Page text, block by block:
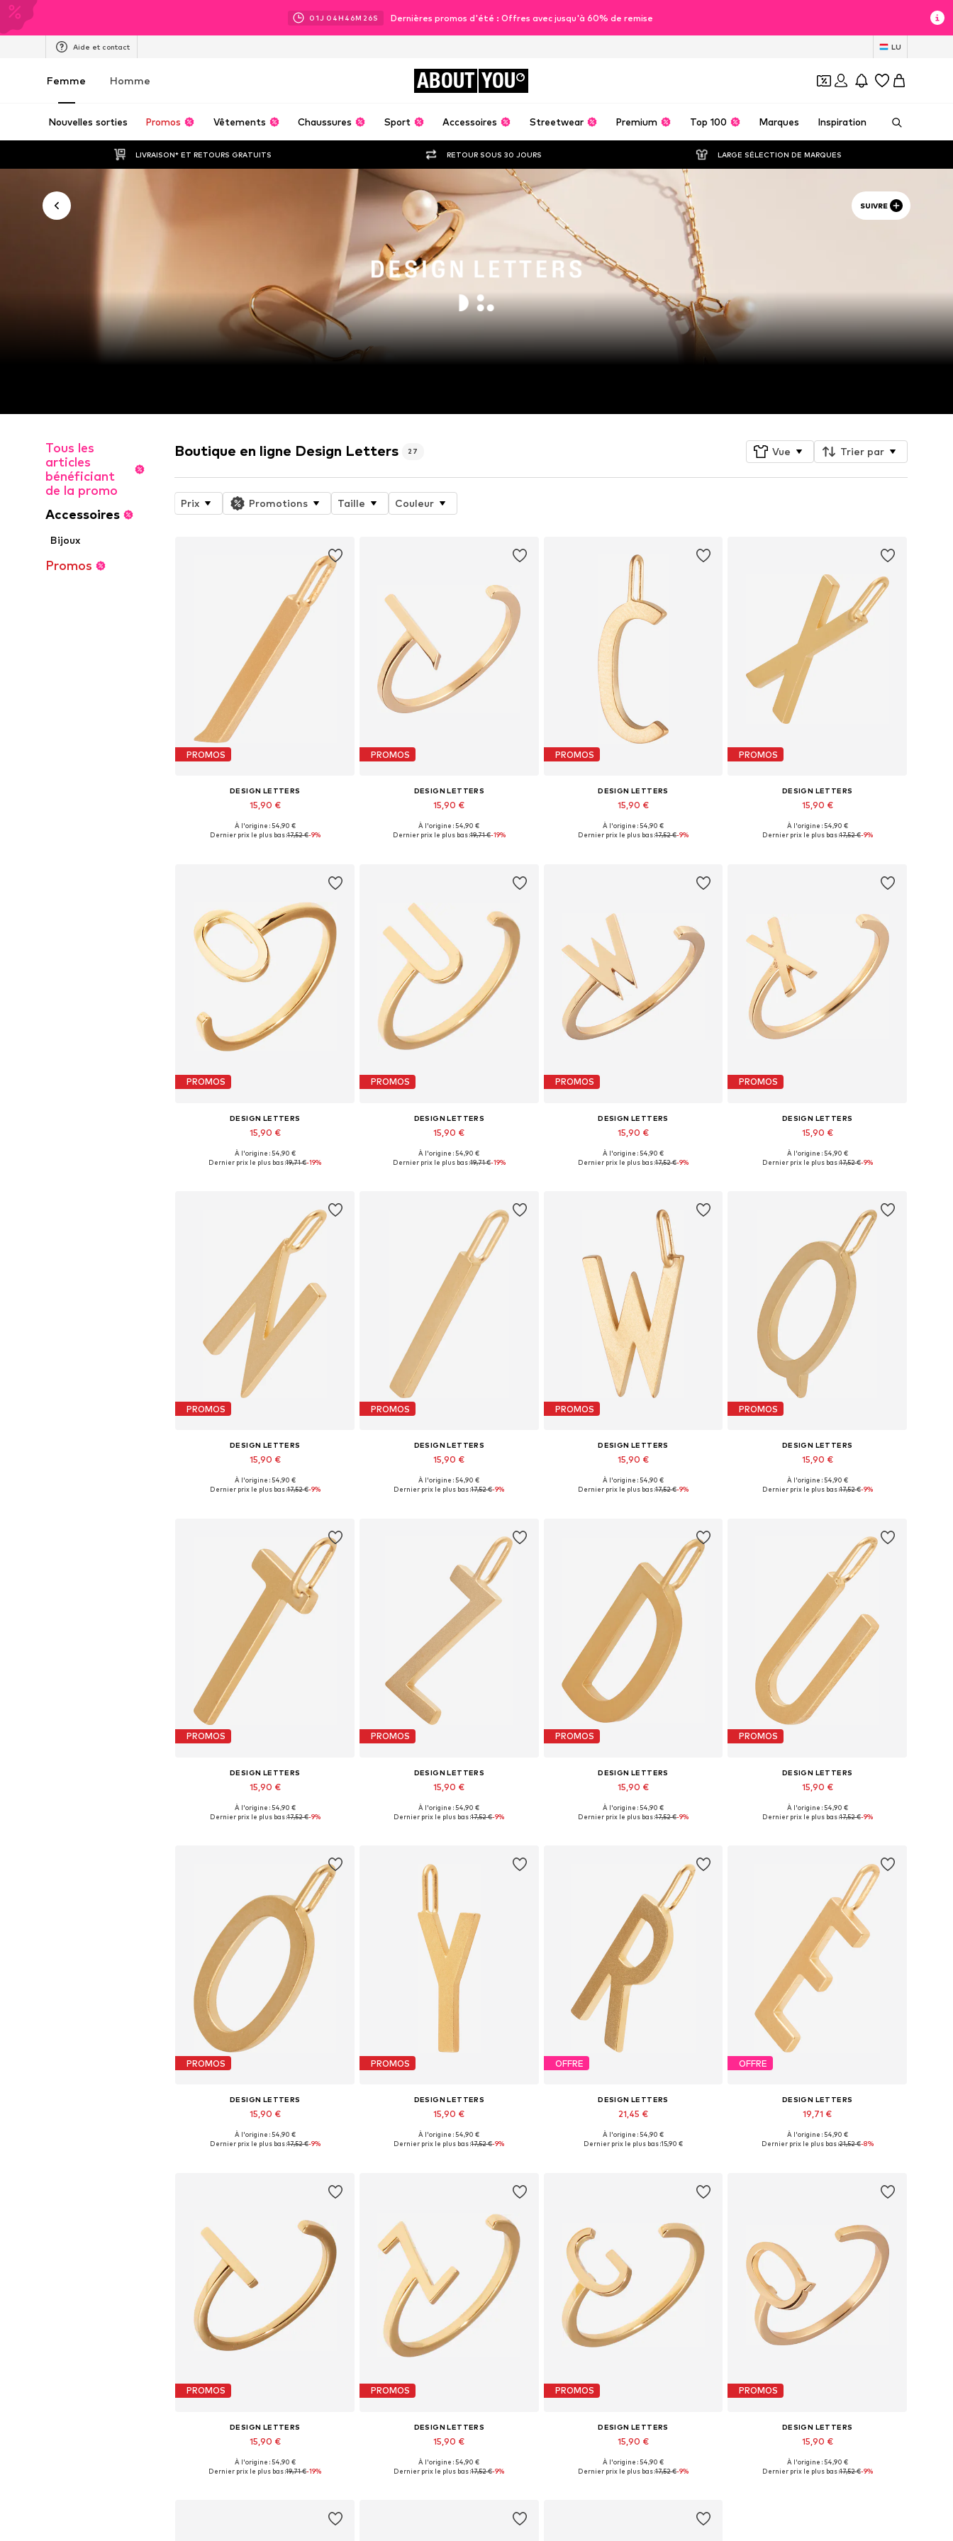
01J 04H 46M 25S Dernières promos d'été : Offres avec jusqu'à 60% de remise
Aide et contact LU
Femme Homme ABOUT YOU
Nouvelles sorties Promos Vêtements Chaussures Sport Accessoires Streetwear Premium Top 100 Marques Inspiration
LIVRAISON* ET RETOURS GRATUITS RETOUR SOUS 30 JOURS LARGE SÉLECTION DE MARQUES
SUIVRE
Tous les
articles
bénéficiant
de la promo
Accessoires
Bijoux
Promos
Boutique en ligne Design Letters 27 Vue Trier par
Prix Promotions Taille Couleur
PROMOS
DESIGN LETTERS
15,90 €
+11
Tailles disponibles: 1
À l'origine : 54,90 €
Dernier prix le plus bas :17,52 €-9%
PROMOS
DESIGN LETTERS
15,90 €
+8
Tailles disponibles: 50-60
À l'origine : 54,90 €
Dernier prix le plus bas :19,71 €-19%
PROMOS
DESIGN LETTERS
15,90 €
+11
Tailles disponibles: 1
À l'origine : 54,90 €
Dernier prix le plus bas :17,52 €-9%
PROMOS
DESIGN LETTERS
15,90 €
+11
Tailles disponibles: 1
À l'origine : 54,90 €
Dernier prix le plus bas :17,52 €-9%
PROMOS
DESIGN LETTERS
15,90 €
+8
Tailles disponibles: 50-60
À l'origine : 54,90 €
Dernier prix le plus bas :19,71 €-19%
PROMOS
DESIGN LETTERS
15,90 €
+8
Tailles disponibles: 50-60
À l'origine : 54,90 €
Dernier prix le plus bas :19,71 €-19%
PROMOS
DESIGN LETTERS
15,90 €
+8
Tailles disponibles: 50-60
À l'origine : 54,90 €
Dernier prix le plus bas :17,52 €-9%
PROMOS
DESIGN LETTERS
15,90 €
+8
Tailles disponibles: 50-60
À l'origine : 54,90 €
Dernier prix le plus bas :17,52 €-9%
PROMOS
DESIGN LETTERS
15,90 €
+11
Tailles disponibles: 1
À l'origine : 54,90 €
Dernier prix le plus bas :17,52 €-9%
PROMOS
DESIGN LETTERS
15,90 €
+11
Tailles disponibles: 1
À l'origine : 54,90 €
Dernier prix le plus bas :17,52 €-9%
PROMOS
DESIGN LETTERS
15,90 €
+11
Tailles disponibles: 1
À l'origine : 54,90 €
Dernier prix le plus bas :17,52 €-9%
PROMOS
DESIGN LETTERS
15,90 €
+11
Tailles disponibles: 1
À l'origine : 54,90 €
Dernier prix le plus bas :17,52 €-9%
PROMOS
DESIGN LETTERS
15,90 €
+11
Tailles disponibles: 1
À l'origine : 54,90 €
Dernier prix le plus bas :17,52 €-9%
PROMOS
DESIGN LETTERS
15,90 €
+11
Tailles disponibles: 1
À l'origine : 54,90 €
Dernier prix le plus bas :17,52 €-9%
PROMOS
DESIGN LETTERS
15,90 €
+11
Tailles disponibles: 1
À l'origine : 54,90 €
Dernier prix le plus bas :17,52 €-9%
PROMOS
DESIGN LETTERS
15,90 €
+11
Tailles disponibles: 1
À l'origine : 54,90 €
Dernier prix le plus bas :17,52 €-9%
PROMOS
DESIGN LETTERS
15,90 €
+11
Tailles disponibles: 1
À l'origine : 54,90 €
Dernier prix le plus bas :17,52 €-9%
PROMOS
DESIGN LETTERS
15,90 €
+11
Tailles disponibles: 1
À l'origine : 54,90 €
Dernier prix le plus bas :17,52 €-9%
OFFRE
DESIGN LETTERS
21,45 €
+11
Tailles disponibles: 1
À l'origine : 54,90 €
Dernier prix le plus bas :15,90 €
OFFRE
DESIGN LETTERS
19,71 €
+11
Tailles disponibles: 1
À l'origine : 54,90 €
Dernier prix le plus bas :21,52 €-8%
PROMOS
DESIGN LETTERS
15,90 €
+8
Tailles disponibles: 50-54
À l'origine : 54,90 €
Dernier prix le plus bas :19,71 €-19%
PROMOS
DESIGN LETTERS
15,90 €
+8
Tailles disponibles: 50-54
À l'origine : 54,90 €
Dernier prix le plus bas :17,52 €-9%
PROMOS
DESIGN LETTERS
15,90 €
+8
Tailles disponibles: 50-54
À l'origine : 54,90 €
Dernier prix le plus bas :17,52 €-9%
PROMOS
DESIGN LETTERS
15,90 €
+8
Tailles disponibles: 50-54
À l'origine : 54,90 €
Dernier prix le plus bas :17,52 €-9%